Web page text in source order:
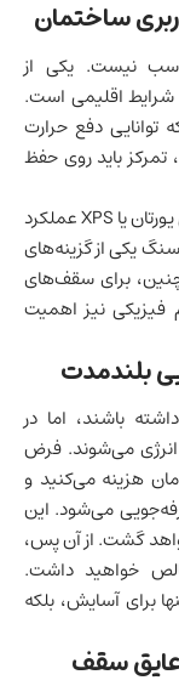
ساختمان
نیست. یکی از
شرایط اقلیمی است.
توانایی دفع حرارت
تمرکز باید روی حفظ
برای مثال، در شمال کشور که رطوبت بالاست، پلی یورتان یا XPS عملکرد
یکی از گزینه‌های
برای سقف‌های
نیز اهمیت
بلندمدت
باشند، اما در
می‌شوند. فرض
سقف ۲۰ میلیون تومان هزینه می‌کنید و
صرفه‌جویی می‌شود. این
باز خواهد گشت. از آن پس،
خواهید داشت.
برای آسایش، بلکه
عایق سقف